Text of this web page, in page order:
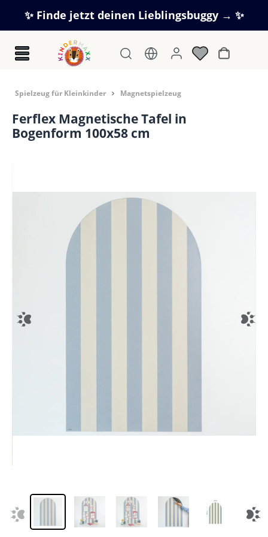
Zum Hauptinhalt springen
✨ Finde jetzt deinen Lieblingsbuggy → ✨
Spielzeug für Kleinkinder Magnetspielzeug
Ferflex Magnetische Tafel in
Bogenform 100x58 cm